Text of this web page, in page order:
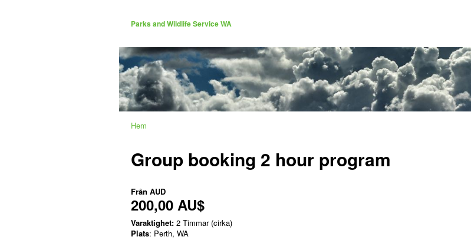
Parks and Wildlife Service WA
Hem
Group booking 2 hour program
Från AUD
200,00 AU$
Varaktighet: 2 Timmar (cirka)
Plats: Perth, WA